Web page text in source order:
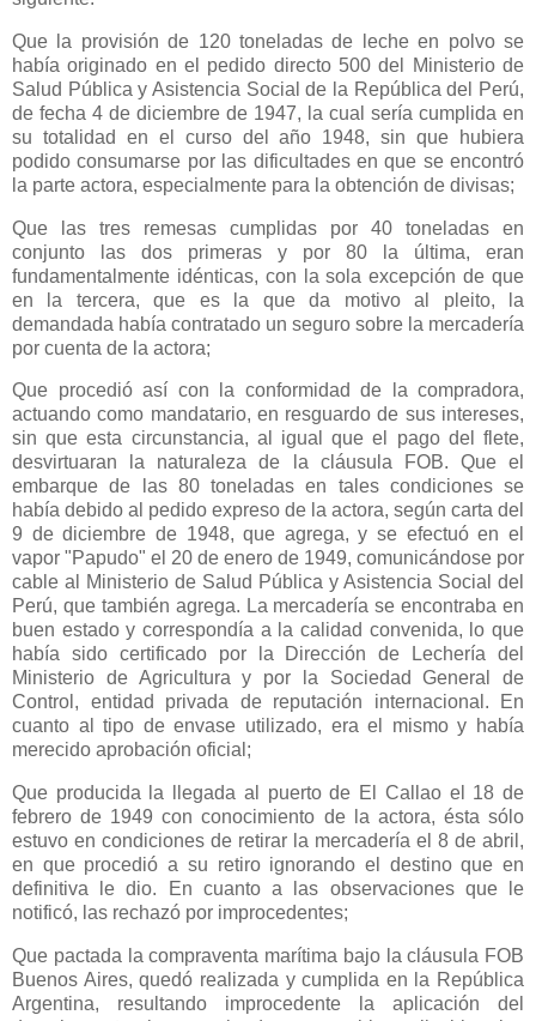
Que la provisión de 120 toneladas de leche en polvo se
había originado en el pedido directo 500 del Ministerio de
Salud Pública y Asistencia Social de la República del Perú,
de fecha 4 de diciembre de 1947, la cual sería cumplida en
su totalidad en el curso del año 1948, sin que hubiera
podido consumarse por las dificultades en que se encontró
la parte actora, especialmente para la obtención de divisas;
Que las tres remesas cumplidas por 40 toneladas en
conjunto las dos primeras y por 80 la última, eran
fundamentalmente idénticas, con la sola excepción de que
en la tercera, que es la que da motivo al pleito, la
demandada había contratado un seguro sobre la mercadería
por cuenta de la actora;
Que procedió así con la conformidad de la compradora,
actuando como mandatario, en resguardo de sus intereses,
sin que esta circunstancia, al igual que el pago del flete,
desvirtuaran la naturaleza de la cláusula FOB. Que el
embarque de las 80 toneladas en tales condiciones se
había debido al pedido expreso de la actora, según carta del
9 de diciembre de 1948, que agrega, y se efectuó en el
vapor "Papudo" el 20 de enero de 1949, comunicándose por
cable al Ministerio de Salud Pública y Asistencia Social del
Perú, que también agrega. La mercadería se encontraba en
buen estado y correspondía a la calidad convenida, lo que
había sido certificado por
la Dirección de Lechería del
Ministerio de Agricultura y por
la Sociedad General
de
Control, entidad privada de reputación internacional. En
cuanto al tipo de envase utilizado, era el mismo y había
merecido aprobación oficial;
Que producida la llegada al puerto de El Callao el 18 de
febrero de 1949 con conocimiento de la actora, ésta sólo
estuvo en condiciones de retirar la mercadería el 8 de abril,
en que procedió a su retiro ignorando el destino que en
definitiva le dio. En cuanto a las observaciones que le
notificó, las rechazó por improcedentes;
Que pactada la compraventa marítima bajo la cláusula FOB
Buenos Aires, quedó realizada y cumplida en la República
Argentina, resultando improcedente la aplicación del